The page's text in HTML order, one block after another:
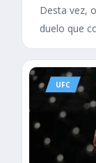
Desta vez,
duelo que
UFC